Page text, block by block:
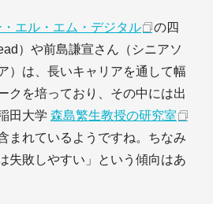
・エル・エム・デジタル
の四
）や前島謙宣さん（シニアソ
）は、長いキャリアを通して幅
クを培っており、その中には出
田大学 森島繁生教授の研究室
まれているようですね。ちなみ
失敗しやすい」という傾向はあ